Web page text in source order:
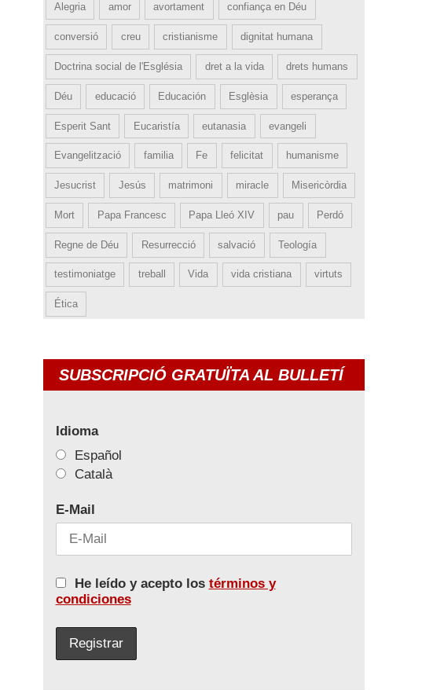
Alegria amor avortament confiança en Déu
conversió creu cristianisme dignitat humana
Doctrina social de l'Església dret a la vida drets humans
Déu educació Educación Esglèsia esperança
Esperit Sant Eucaristía eutanasia evangeli
Evangelització familia Fe felicitat humanisme
Jesucrist Jesús matrimoni miracle Misericòrdia
Mort Papa Francesc Papa Lleó XIV pau Perdó
Regne de Déu Resurrecció salvació Teología
testimoniatge treball Vida vida cristiana virtuts
Ética
SUBSCRIPCIÓ GRATUÏTA AL BULLETÍ
Idioma
Español
Català
E-Mail
He leído y acepto los términos y
condiciones